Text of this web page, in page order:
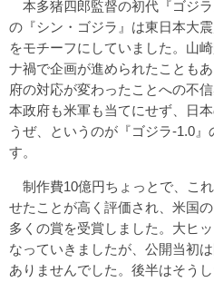
本多猪四郎監督の初代『ゴジ
の『シン・ゴジラ』は東日本大
をモチーフにしていました。山
ナ禍で企画が進められたことも
府の対応が変わったことへの不
本政府も米軍も当てにせず、日
うぜ、というのが『ゴジラ-1.0
す。
制作費10億円ちょっとで、こ
せたことが高く評価され、米国
多くの賞を受賞しました。大ヒ
なっていきましたが、公開当初
ありませんでした。後半はそう